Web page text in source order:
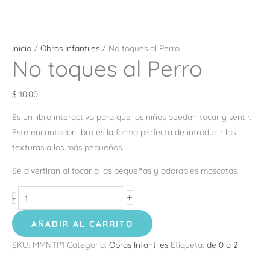
Inicio / Obras Infantiles / No toques al Perro
No toques al Perro
$ 10.00
Es un libro interactivo para que los niños puedan tocar y sentir.
Este encantador libro es la forma perfecta de introducir las
texturas a los más pequeños.
Se divertiran al tocar a las pequeñas y adorables mascotas.
- +
AÑADIR AL CARRITO
SKU: MMNTP1 Categoría: Obras Infantiles Etiqueta: de 0 a 2